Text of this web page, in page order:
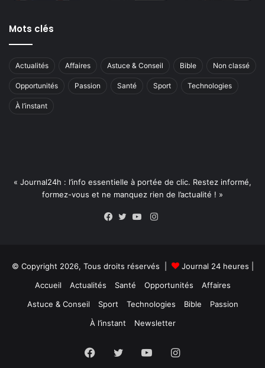
Mots clés
Actualités Affaires Astuce & Conseil Bible Non classé
Opportunités Passion Santé Sport Technologies
À l’instant
« Journal24h : l’info essentielle à portée de clic. Restez informé,
formez-vous et ne manquez rien de l’actualité ! »
Instagram
© Copyright 2026, Tous droits réservés | Journal 24 heures
Accueil
Actualités Santé Opportunités
Affaires
Astuce & Conseil
Sport Technologies Bible
Passion
À l’instant
Newsletter
Facebook
TwitterYouTubeInstagram